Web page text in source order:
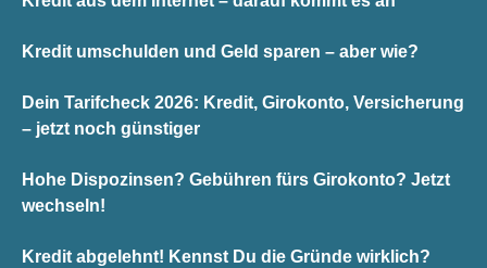
Kredit umschulden und Geld sparen – aber wie?
Dein Tarifcheck 2026: Kredit, Girokonto, Versicherung
– jetzt noch günstiger
Hohe Dispozinsen? Gebühren fürs Girokonto? Jetzt
wechseln!
Kredit abgelehnt! Kennst Du die Gründe wirklich?